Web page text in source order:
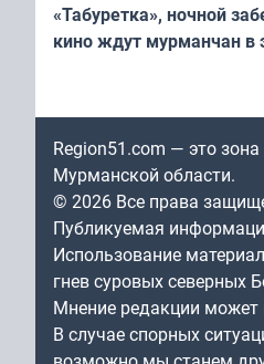
«Табуретка», ночной
кино ждут мурманчан в
Region51.com — это
Мурманской области.
© 2026 Все права
Публикуемая
Использование
гнев суровых северных
Мнение редакции может
В случае спорных